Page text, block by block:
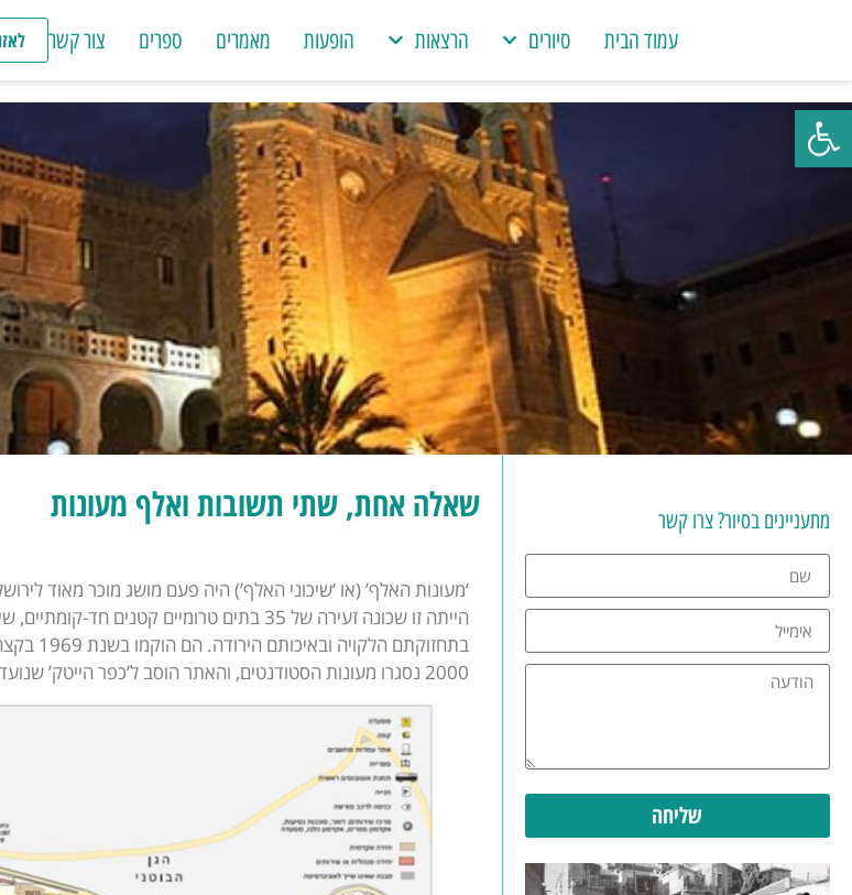
פתח סרגל נגישות
עמוד הבית סיורים הרצאות הופעות מאמרים ספרים צור קשר
מתעניינים בסיור? צרו קשר
שליחה
שאלה אחת, שתי תשובות ואלף מעונות
‘מעונות האלף’ (או ‘שיכוני האלף’) היה פעם מושג מוכר מאוד
הייתה זו שכונה זעירה של 35 בתים טרומיים
2000 נסגרו מעונות הסטודנטים, והאתר הוסב ל’כפר הייטק’ שנועד לתמוך בחברות הייטק צעירות ולעודד את צמיחתן.